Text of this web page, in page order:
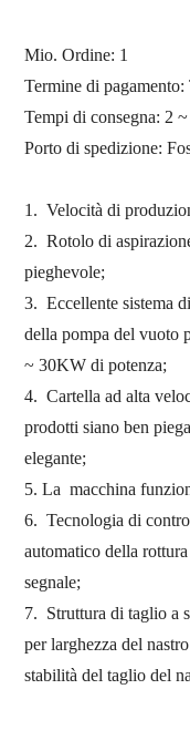
Mio. Ordine: 1
Termine di
Tempi di consegna: 2
Porto di spedizione:
1.Velocità di
2.Rotolo di
pieghevole;
3.Eccellente sistema
della pompa del vuoto
~ 30KW di potenza;
4.Cartella ad alta
prodotti siano ben
elegante;
5. Lamacchina
6.Tecnologia di
automatico della
segnale;
7. Struttura di taglio a
per larghezza del
stabilità del taglio del